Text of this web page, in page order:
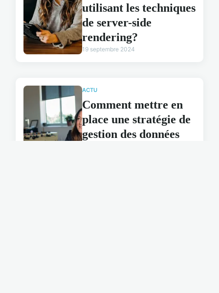
utilisant les techniques
de server-side
rendering?
19 septembre 2024
ACTU
Comment mettre en
place une stratégie de
gestion des données